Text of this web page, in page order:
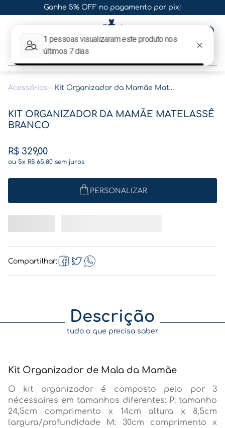
Ganhe 5% OFF no pagamento por pix!
O que procura hoje?
1º gestante
folha memórias barriga
Acessórios Kit Organizador da Mamãe Matelassê Branco
KIT ORGANIZADOR DA MAMÃE MATELASSÊ
BRANCO
R$ 329,00
ou 5x R$ 65,80 sem juros
PERSONALIZAR
Compartilhar
Descrição
tudo o que precisa saber
Kit Organizador de Mala da Mamãe
O kit organizador é composto pelo por 3
nécessaires em tamanhos diferentes: P: tamanho
24,5cm comprimento x 14cm altura x 8,5cm
largura/profundidade M: 30cm comprimento x